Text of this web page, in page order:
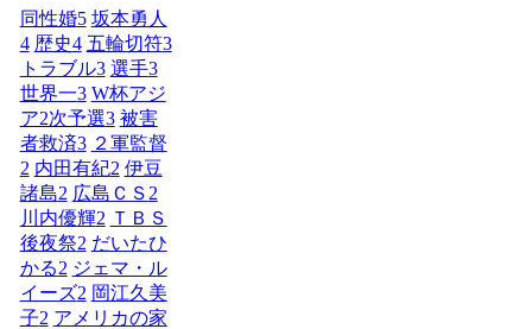
同性婚5 坂本勇人
4 歴史4 五輪切符3
トラブル3 選手3
世界一3 W杯アジ
ア2次予選3 被害
者救済3 ２軍監督
2 内田有紀2 伊豆
諸島2 広島ＣＳ 2
川内優輝2 ＴＢＳ
後夜祭2 だいたひ
かる2 ジェマ・ル
イーズ2 岡江久美
子2 アメリカの家